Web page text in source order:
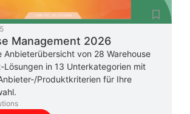
Management 2026
Anbieterübersicht von 28 Warehouse
Lösungen in 13 Unterkategorien mit
Produktkriterien für Ihre